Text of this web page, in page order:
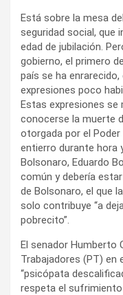
Está sobre la mesa
seguridad social, que
edad de jubilación.
gobierno, el primero
país se ha
expresiones poco
Estas expresiones
conocerse la muerte
otorgada por el
entierro durante hora
Bolsonaro, Eduardo
común y debería
de Bolsonaro, el que
solo contribuye “a
pobrecito”.
El senador Humberto
Trabajadores (PT) en
“psicópata
respeta el